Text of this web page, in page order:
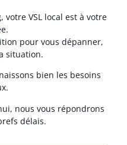
votre VSL local est à votre
pour vous dépanner,
situation.
bien les besoins
nous vous répondrons
délais.